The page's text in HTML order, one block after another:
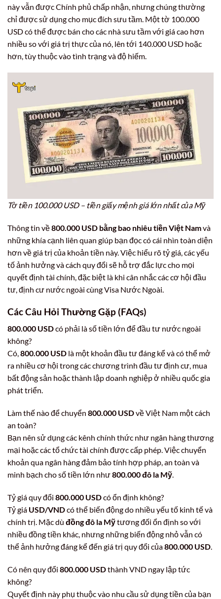
này vẫn được Chính phủ chấp nhận, nhưng chúng thường
chỉ được sử dụng cho mục đích sưu tầm. Một tờ 100.000
USD có thể được bán cho các nhà sưu tầm với giá cao hơn
nhiều so với giá trị thực của nó, lên tới 140.000 USD hoặc
hơn, tùy thuộc vào tình trạng và độ hiếm.
Tờ tiền 100.000 USD – tiền giấy mệnh giá lớn nhất của Mỹ
Thông tin về800.000 USD bằng bao nhiêu tiền Việt Namvà
những khía cạnh liên quan giúp bạn đọc có cái nhìn toàn diện
hơn về giá trị của khoản tiền này. Việc hiểu rõ tỷ giá, các yếu
tố ảnh hưởng và cách quy đổi sẽ hỗ trợ đắc lực cho mọi
quyết định tài chính, đặc biệt là khi cân nhắc các cơ hội đầu
tư, định cư nước ngoài cùng Visa Nước Ngoài.
Các Câu Hỏi Thường Gặp (FAQs)
800.000 USDcó phải là số tiền lớn để đầu tư nước ngoài
không?
Có,800.000 USD là một khoản đầu tư đáng kể và có thể mở
ra nhiều cơ hội trong các chương trình đầu tư định cư, mua
bất động sản hoặc thành lập doanh nghiệp ở nhiều quốc gia
phát triển.
Làm thế nào để chuyển 800.000 USDvề Việt Nam một cách
an toàn?
Bạn nên sử dụng các kênh chính thức như ngân hàng thương
mại hoặc các tổ chức tài chính được cấp phép. Việc chuyển
khoản qua ngân hàng đảm bảo tính hợp pháp, an toàn và
minh bạch cho số tiền lớn như800.000 đô la Mỹ.
Tỷ giá quy đổi 800.000 USDcó ổn định không?
Tỷ giá USD/VNDcó thể biến động do nhiều yếu tố kinh tế và
chính trị. Mặc dù đồng đô la Mỹtương đối ổn định so với
nhiều đồng tiền khác, nhưng những biến động nhỏ vẫn có
thể ảnh hưởng đáng kể đến giá trị quy đổi của800.000 USD.
Có nên quy đổi 800.000 USDthành VND ngay lập tức
không?
Quyết định này phụ thuộc vào nhu cầu sử dụng tiền của bạn